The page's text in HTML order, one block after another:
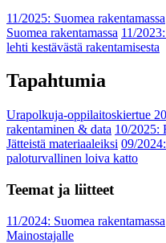
11/2025: Suomea rakentamassa
Suomea rakentamassa 11/
lehti kestävästä rakentamisesta
Tapahtumia
Urapolkuja-oppilaitoskiertue
rakentaminen & data 10/2025:
Jätteistä materiaaleiksi 09/
paloturvallinen loiva katto
Teemat ja liitteet
11/2024: Suomea rakentamassa
Mainostajalle